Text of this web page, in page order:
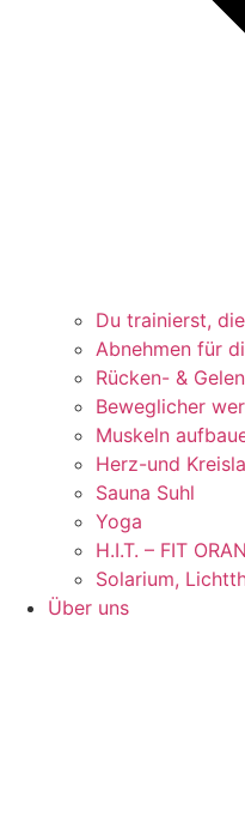
Du trainierst,
Abnehmen für
Rücken- &
Beweglicher
Muskeln
Herz-und
Sauna Suhl
Yoga
H.I.T. – FIT
Solarium,
Über uns